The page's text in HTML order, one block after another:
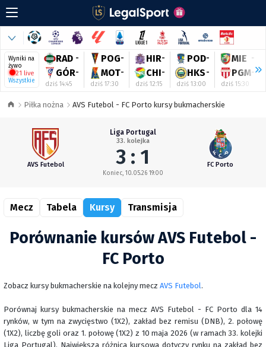
Wyniki na
żywo
21 live
Wszystkie
RAD -
GÓR-
dziś 14:45
POG-
MOT-
dziś 17:30
HIR-
CHI-
dziś 12:15
POD-
HKS-
dziś 13:00
MIE -
PGM-
dziś 15:30
Piłka nożna AVS Futebol - FC Porto kursy bukmacherskie
AVS Futebol
Liga Portugal
33. kolejka
3 : 1
Koniec, 10.05.26 19:00
FC Porto
Mecz Tabela Kursy Transmisja
Porównanie kursów AVS Futebol -
FC Porto
Zobacz kursy bukmacherskie na kolejny mecz AVS Futebol.
Porównaj kursy bukmacherskie na mecz AVS Futebol - FC Porto dla 14
rynków, w tym na zwycięstwo (1X2), zakład bez remisu (DNB), 2. połowę
(1X2), liczbę goli oraz 1. połowę (1X2) z 10 maja 2026 (w ramach 33. kolejki
Liga Portugal). Największa różnica kursowa dotyczy rynku na zakład bez